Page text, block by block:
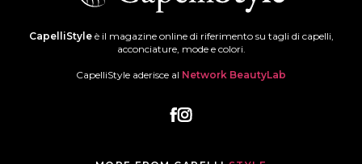
CapelliStyleè il magazine online di riferimento su tagli di capelli,
acconciature, mode e colori.
CapelliStyle aderisce al Network BeautyLab